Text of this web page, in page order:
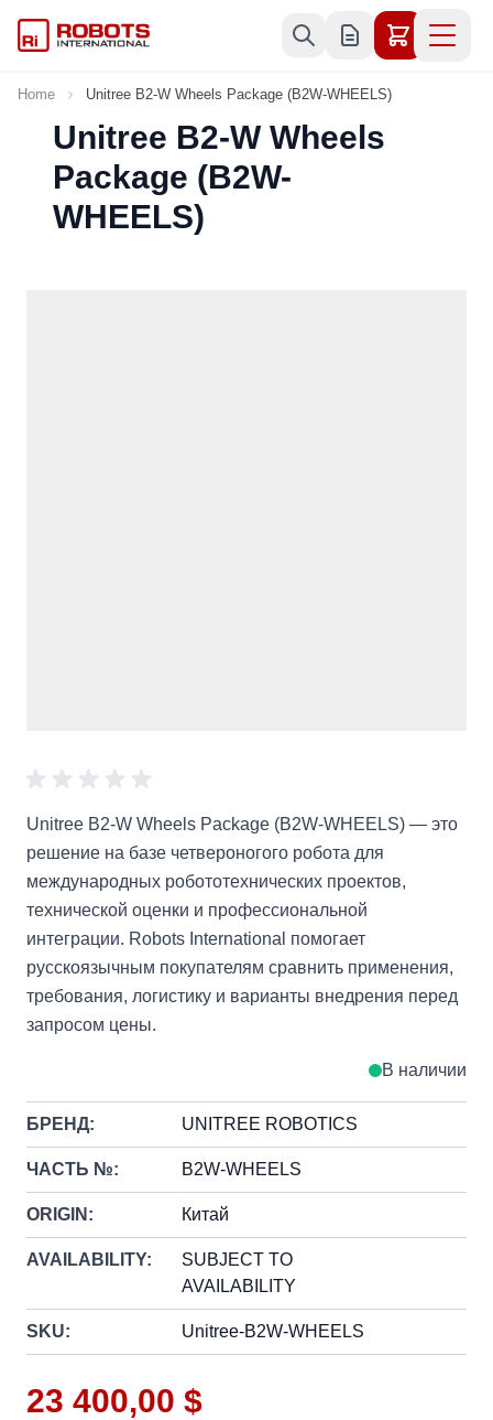
Home Unitree B2-W Wheels Package (B2W-WHEELS)
Unitree B2-W Wheels
Package (B2W-
WHEELS)
Unitree B2-W Wheels Package (B2W-WHEELS) — это
решение на базе четвероногого робота для
международных робототехнических проектов,
технической оценки и профессиональной
интеграции. Robots International помогает
русскоязычным покупателям сравнить применения,
требования, логистику и варианты внедрения перед
запросом цены.
В наличии
БРЕНД: UNITREE ROBOTICS
ЧАСТЬ №: B2W-WHEELS
ORIGIN: Китай
AVAILABILITY:
SUBJECT TO
AVAILABILITY
SKU: Unitree-B2W-WHEELS
23 400,00 $